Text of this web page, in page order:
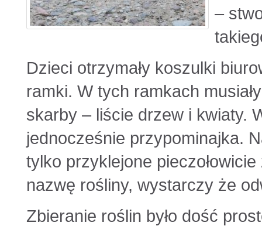
–
Dzieci otrzymały koszulki
ramki. W tych ramkach
skarby – liście drzew i kwiaty.
jednocześnie przypominajka.
tylko przyklejone
nazwę rośliny, wystarczy że
Zbieranie roślin było dość